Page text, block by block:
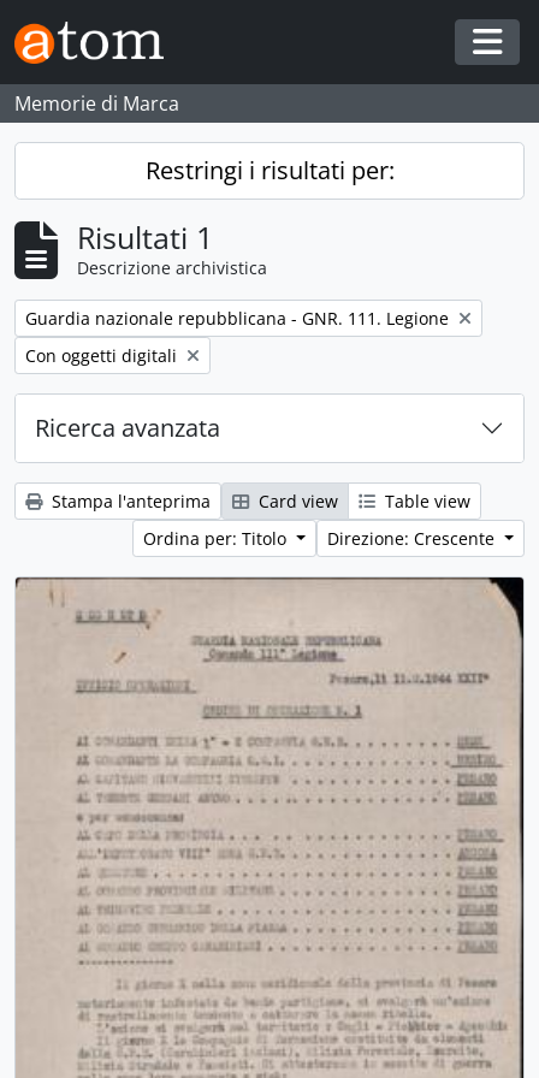
Skip to main content
Memorie di Marca
Restringi i risultati per:
Risultati 1
Descrizione archivistica
Remove filter:
Guardia nazionale repubblicana - GNR. 111. Legione
Remove filter:
Con oggetti digitali
Ricerca avanzata
Stampa l'anteprima Card view
Table view
Ordina per: Titolo
Direzione: Crescente